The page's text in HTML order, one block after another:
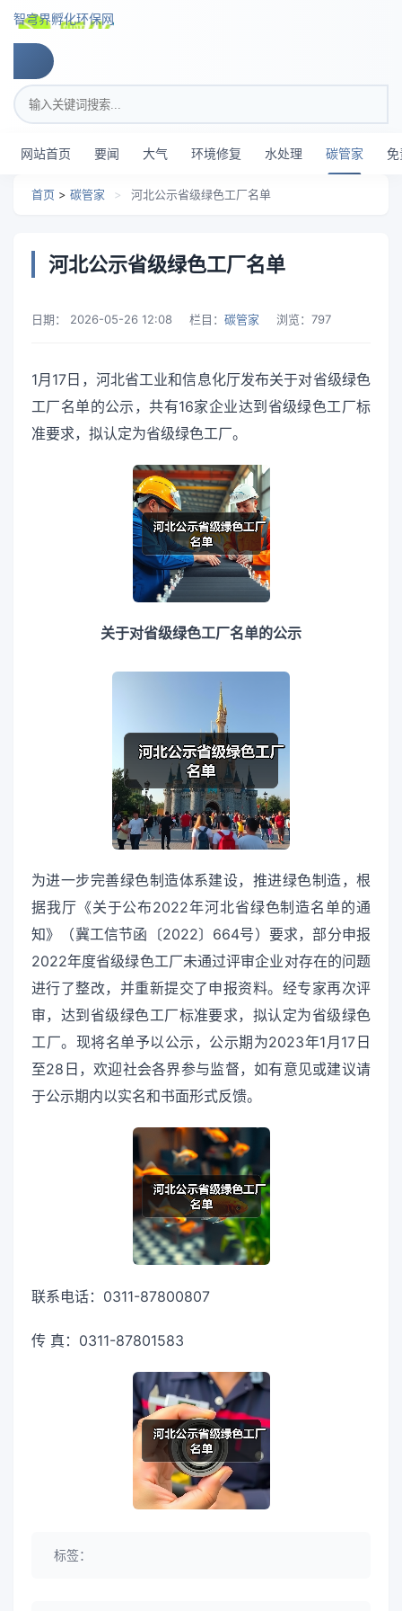
智穹界孵化环保网
搜索关键词
网站首页 要闻 大气 环境修复 水处理 碳管家 免
首页 > 碳管家 > 河北公示省级绿色工厂名单
河北公示省级绿色工厂名单
日期： 2026-05-26 12:08 栏目： 碳管家 浏览： 797
1月17日，河北省工业和信息化厅发布关于对省级绿色
工厂名单的公示，共有16家企业达到省级绿色工厂标
准要求，拟认定为省级绿色工厂。
关于对省级绿色工厂名单的公示
为进一步完善绿色制造体系建设，推进绿色制造，根
据我厅《关于公布2022年河北省绿色制造名单的通
知》（冀工信节函〔2022〕664号）要求，部分申报
2022年度省级绿色工厂未通过评审企业对存在的问题
进行了整改，并重新提交了申报资料。经专家再次评
审，达到省级绿色工厂标准要求，拟认定为省级绿色
工厂。现将名单予以公示，公示期为2023年1月17日
至28日，欢迎社会各界参与监督，如有意见或建议请
于公示期内以实名和书面形式反馈。
联系电话：0311-87800807
传 真：0311-87801583
标签：